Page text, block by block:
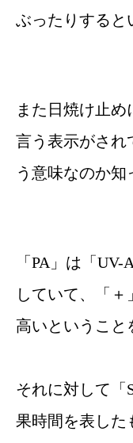
ぶったりすると
また日焼け止め
言う表示がされ
う意味なのか知
「PA」は「
していて、「
高いということ
それに対して「
果時間を表した